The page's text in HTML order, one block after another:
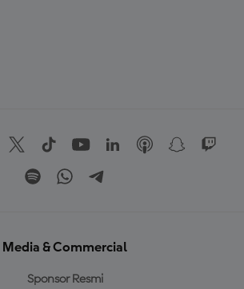
Media & Commercial
Sponsor Resmi